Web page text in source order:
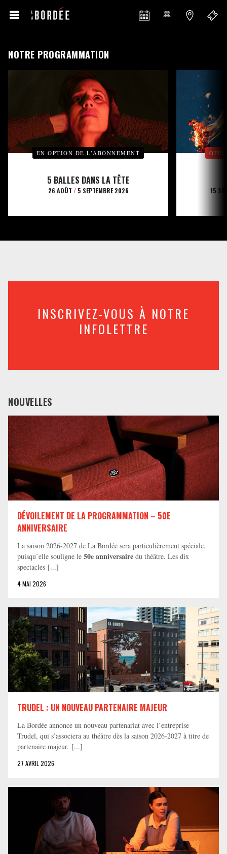
NOTRE PROGRAMMATION
EN OPTION DE L’ABONNEMENT
5 BALLES DANS LA TÊTE
26 AOÛT /5 SEPTEMBRE 2026 15
INSCRIVEZ-VOUS À NOTRE
INFOLETTRE
NOUVELLES
DÉVOILEMENT DE LA PROGRAMMATION – 50E
ANNIVERSAIRE
La saison 2026-2027 de La Bordée sera particulièrement spéciale,
puisqu’elle souligne le 50e anniversaire du théâtre. Les dix
spectacles [...]
4 MAI 2026
TRUDEL : UN NOUVEAU PARTENAIRE MAJEUR
La Bordée annonce un nouveau partenariat avec l’entreprise
Trudel, qui s’associera au théâtre dès la saison 2026-2027 à titre de
partenaire majeur. [...]
27 AVRIL 2026